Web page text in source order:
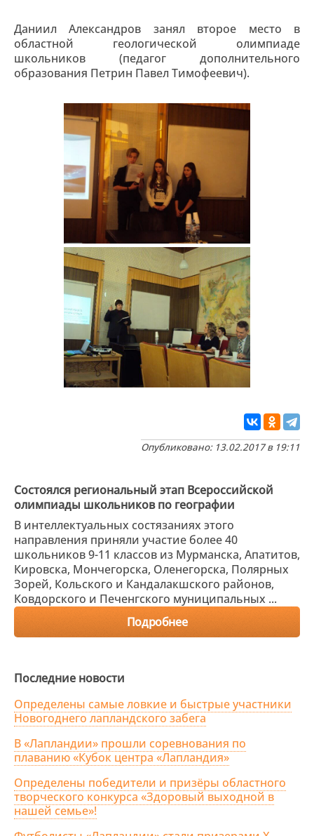
Даниил Александров занял второе место в
областной геологической олимпиаде
школьников (педагог дополнительного
образования Петрин Павел Тимофеевич).
Опубликовано: 13.02.2017 в 19:11
Состоялся региональный этап Всероссийской
олимпиады школьников по географии
В интеллектуальных состязаниях этого
направления приняли участие более 40
школьников 9-11 классов из Мурманска, Апатитов,
Кировска, Мончегорска, Оленегорска, Полярных
Зорей, Кольского и Кандалакшского районов,
Ковдорского и Печенгского муниципальных ...
Подробнее
Последние новости
Определены самые ловкие и быстрые участники
Новогоднего лапландского забега
В «Лапландии» прошли соревнования по
плаванию «Кубок центра «Лапландия»
Определены победители и призёры областного
творческого конкурса «Здоровый выходной в
нашей семье»!